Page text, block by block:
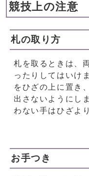
競技上の注意
札の取り方
札を取るときは、
ったりしてはいけ
をひざの上に置き
出さないようにし
わない手はひざよ
お手つき